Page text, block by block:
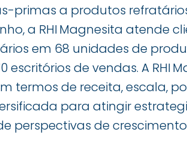
primas a produtos
a RHI Magnesita atende
em 68 unidades de
de vendas. A RHI
termos de receita, escala,
para atingir
perspectivas de